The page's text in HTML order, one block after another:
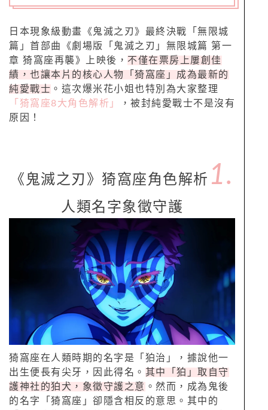
日本現象級動畫《鬼滅之刃》最終決戰「無限城
篇」首部曲《劇場版「鬼滅之刃」無限城篇 第一
章 猗窩座再襲》上映後， 不僅在票房上屢創佳
績，也讓本片的核心人物「猗窩座」成為最新的
純愛戰士 。這次爆米花小姐也特別為大家整理
「猗窩座8大角色解析」
，被封純愛戰士不是沒有
原因！
《鬼滅之刃》猗窩座角色解析 1.
人類名字象徵守護
猗窩座在人類時期的名字是「狛治」，據說他一
出生便長有尖牙，因此得名。 其中「狛」取自守
護神社的狛犬，象徵守護之意 。然而，成為鬼後
的名字「猗窩座」卻隱含相反的意思。其中的